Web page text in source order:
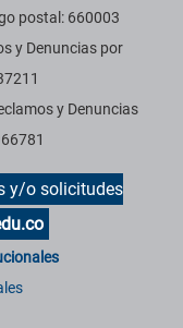
postal: 660003
y Denuncias por
y Denuncias
y/o solicitudes